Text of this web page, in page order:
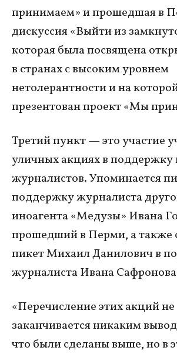
принимаем» и прошедшая в
дискуссия «Выйти из
которая была посвящена
в странах с высоким уровнем
нетолерантности и на
презентован проект «Мы
Третий пункт — это участие
уличных акциях в поддержку
журналистов. Упоминается
поддержку журналиста
иноагента «Медузы» Ивана
прошедший в Перми, а также
пикет Михаил Данилович в
журналиста Ивана
«Перечисление этих акций не
заканчивается никаким
что были сделаны выше, но в